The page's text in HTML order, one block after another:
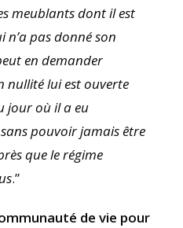
meublants dont il est
n’a pas donné son
en demander
nullité lui est ouverte
jour où il a eu
pouvoir jamais être
que le régime
.”
de vie pour